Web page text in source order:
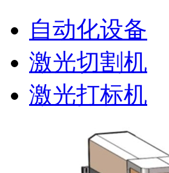
自动化设备
激光切割机
激光打标机